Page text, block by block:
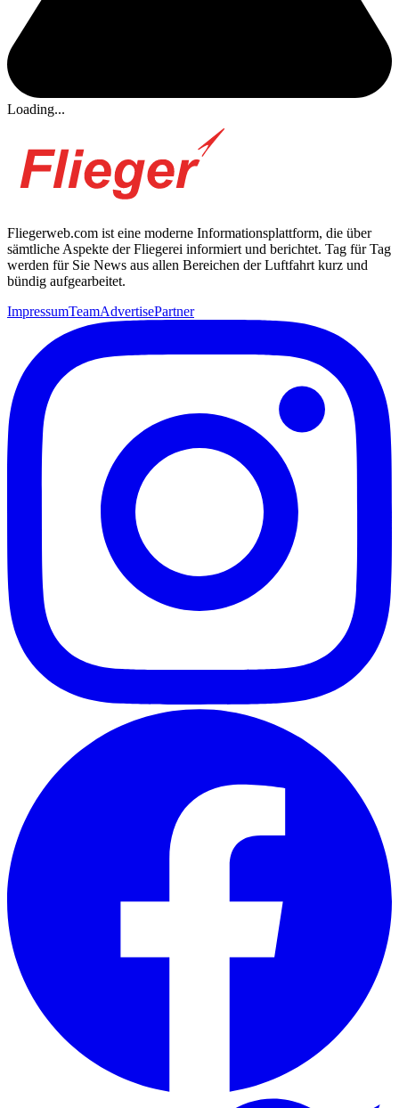
Loading...
Fliegerweb.com ist eine moderne Informationsplattform, die über
sämtliche Aspekte der Fliegerei informiert und berichtet. Tag für Tag
werden für Sie News aus allen Bereichen der Luftfahrt kurz und
bündig aufgearbeitet.
ImpressumTeamAdvertisePartner